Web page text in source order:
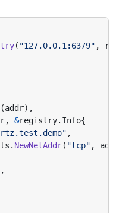
( "127.0.0.1:6379" ,
(addr),
r, &registry. Info{
,
. NewNetAddr( "tcp" ,
,